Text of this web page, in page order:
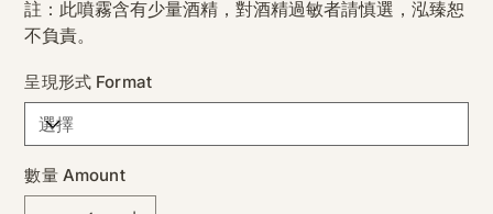
註：此噴霧含有少量酒精，對酒精過敏者請慎選，泓臻恕
不負責。
呈現形式 Format
數量 Amount